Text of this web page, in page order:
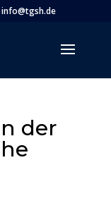
info@tgsh.de
der